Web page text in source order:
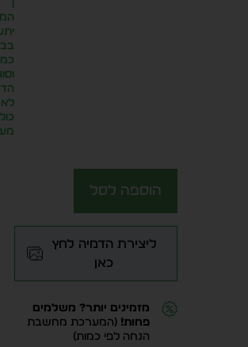
לא
הוספה לסל
ליצירת הדמיה לחץ
כאן
מזמינים יותר? משלמים
פחות! (המערכת מחשבת
הנחה לפי כמות)